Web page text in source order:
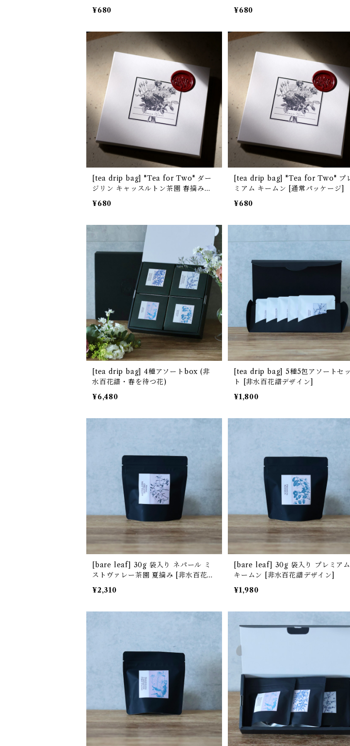
¥680
常パッケージ]
¥680
[tea drip bag] "Tea for Two" ダー
ジリン キャッスルトン茶園 春摘み
[通常パッケージ]
¥680
[tea drip bag] "Tea for Two" プレ
ミアム キームン [通常パッケージ]
¥680
[tea drip bag] 4種アソートbox (非
水百花譜・春を待つ花)
¥6,480
[tea drip bag] 5種5包アソートセッ
ト [非水百花譜デザイン]
¥1,800
[bare leaf] 30g 袋入り ネパール ミ
ストヴァレー茶園 夏摘み [非水百花譜
デザイン]
¥2,310
[bare leaf] 30g 袋入り プレミアム
キームン [非水百花譜デザイン]
¥1,980